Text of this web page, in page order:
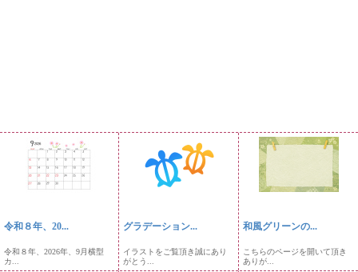
令和８年、20...
令和８年、2026年、9月横型
カ...
グラデーション...
イラストをご覧頂き誠にあり
がとう...
和風グリーンの...
こちらのページを開いて頂き
ありが...